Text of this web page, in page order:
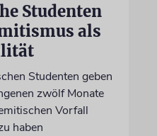
Studenten
als
Studenten geben
zwölf Monate
Vorfall
haben